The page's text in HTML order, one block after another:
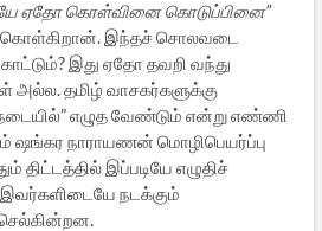
ஏதோ கொள்வினை கொடுப்பினை”
இந்தச் சொலவடை
இது ஏதோ தவறி வந்து
அல்ல. தமிழ் வாசகர்களுக்கு
எழுத வேண்டும் என்று எண்ணி
ஷங்கர நாராயணன் மொழிபெயர்ப்பு
திட்டத்தில் இப்படியே எழுதிச்
நடக்கும்